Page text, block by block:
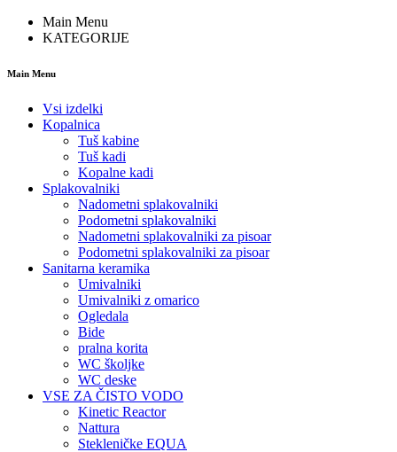
Main Menu
KATEGORIJE
Main Menu
Vsi izdelki
Kopalnica
Tuš kabine
Tuš kadi
Kopalne kadi
Splakovalniki
Nadometni splakovalniki
Podometni splakovalniki
Nadometni splakovalniki za pisoar
Podometni splakovalniki za pisoar
Sanitarna keramika
Umivalniki
Umivalniki z omarico
Ogledala
Bide
pralna korita
WC školjke
WC deske
VSE ZA ČISTO VODO
Kinetic Reactor
Nattura
Stekleničke EQUA